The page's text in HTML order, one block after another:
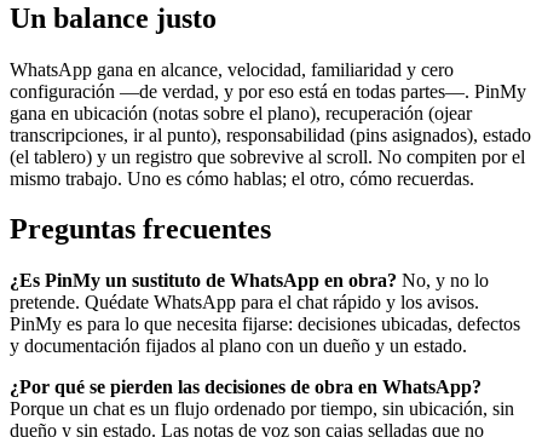
Un balance justo
WhatsApp gana en alcance, velocidad, familiaridad y cero
configuración —de verdad, y por eso está en todas partes—. PinMy
gana en ubicación (notas sobre el plano), recuperación (ojear
transcripciones, ir al punto), responsabilidad (pins asignados), estado
(el tablero) y un registro que sobrevive al scroll. No compiten por el
mismo trabajo. Uno es cómo hablas; el otro, cómo recuerdas.
Preguntas frecuentes
¿Es PinMy un sustituto de WhatsApp en obra? No, y no lo
pretende. Quédate WhatsApp para el chat rápido y los avisos.
PinMy es para lo que necesita fijarse: decisiones ubicadas, defectos
y documentación fijados al plano con un dueño y un estado.
¿Por qué se pierden las decisiones de obra en WhatsApp?
Porque un chat es un flujo ordenado por tiempo, sin ubicación, sin
dueño y sin estado. Las notas de voz son cajas selladas que no